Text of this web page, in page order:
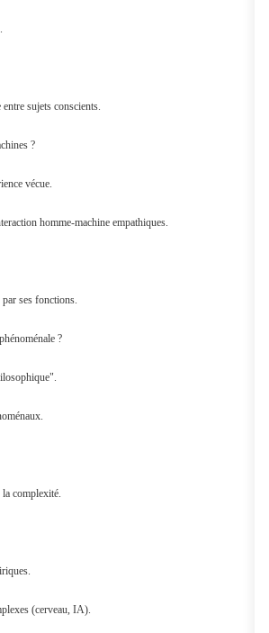
sujets conscients.
?
vécue.
homme-machine empathiques.
ses fonctions.
?
complexité.
(cerveau, IA).